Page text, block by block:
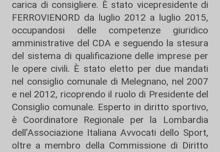
carica di consigliere. È stato vicepresidente di
FERROVIENORD da luglio 2012 a luglio 2015,
occupandosi delle competenze giuridico
amministrative del CDA e seguendo la stesura
del sistema di qualificazione delle imprese per
le opere civili. È stato eletto per due mandati
nel consiglio comunale di Melegnano, nel 2007
e nel 2012, ricoprendo il ruolo di Presidente del
Consiglio comunale. Esperto in diritto sportivo,
è Coordinatore Regionale per la Lombardia
dell’Associazione Italiana Avvocati dello Sport,
oltre a membro della Commissione di Diritto